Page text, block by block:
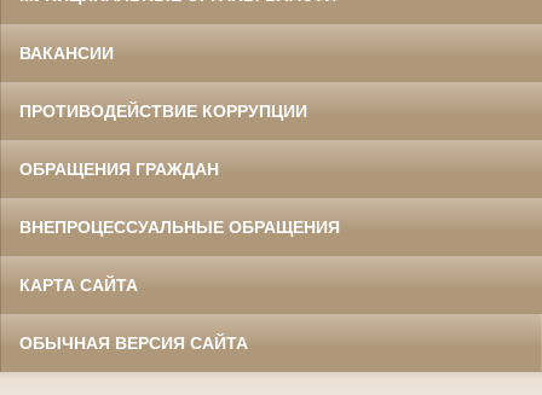
ВАКАНСИИ
ПРОТИВОДЕЙСТВИЕ КОРРУПЦИИ
ОБРАЩЕНИЯ ГРАЖДАН
ВНЕПРОЦЕССУАЛЬНЫЕ ОБРАЩЕНИЯ
КАРТА САЙТА
ОБЫЧНАЯ ВЕРСИЯ САЙТА